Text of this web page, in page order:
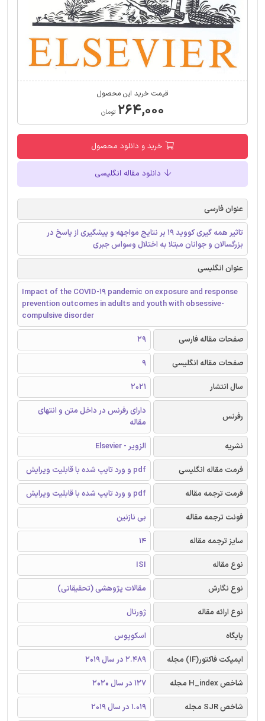
قیمت خرید این محصول
۲۶۴,۰۰۰ تومان
خرید و دانلود محصول
دانلود مقاله انگلیسی
عنوان فارسی
تاثیر همه گیری کووید 19 بر نتایج مواجهه و پیشگیری از پاسخ در
بزرگسالان و جوانان مبتلا به اختلال وسواس جبری
عنوان انگلیسی
Impact of the COVID-19 pandemic on exposure and response
prevention outcomes in adults and youth with obsessive-
compulsive disorder
صفحات مقاله فارسی
29
صفحات مقاله انگلیسی
9
سال انتشار
2021
رفرنس
دارای رفرنس در داخل متن و انتهای
مقاله
نشریه
الزویر - Elsevier
فرمت مقاله انگلیسی
pdf و ورد تایپ شده با قابلیت ویرایش
فرمت ترجمه مقاله
pdf و ورد تایپ شده با قابلیت ویرایش
فونت ترجمه مقاله
بی نازنین
سایز ترجمه مقاله
14
نوع مقاله
ISI
نوع نگارش
مقالات پژوهشی (تحقیقاتی)
نوع ارائه مقاله
ژورنال
پایگاه
اسکوپوس
ایمپکت فاکتور(IF) مجله
2.489 در سال 2019
شاخص H_index مجله
127 در سال 2020
شاخص SJR مجله
1.019 در سال 2019